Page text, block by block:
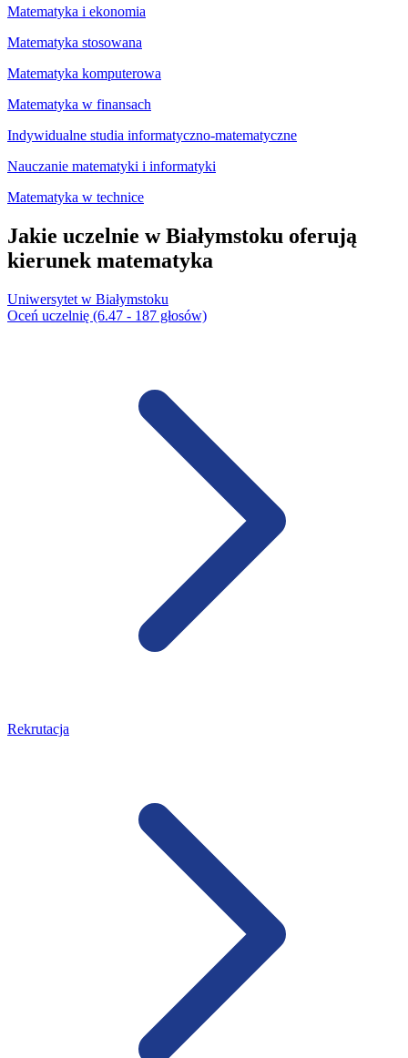
Matematyka i ekonomia
Matematyka stosowana
Matematyka komputerowa
Matematyka w finansach
Indywidualne studia informatyczno-matematyczne
Nauczanie matematyki i informatyki
Matematyka w technice
Jakie uczelnie w Białymstoku oferują
kierunek matematyka
Uniwersytet w Białymstoku
Oceń uczelnię (6.47 - 187 głosów)
Rekrutacja